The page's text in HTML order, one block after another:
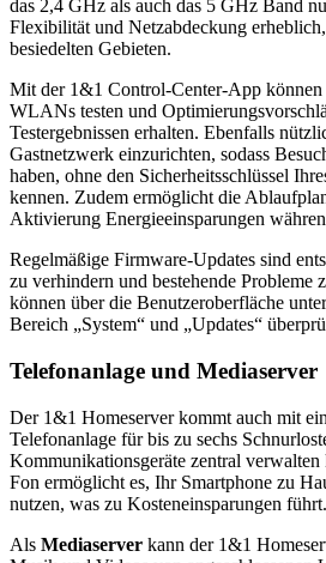
das 2,4 GHz als auch das 5 GHz Band
Flexibilität und Netzabdeckung
besiedelten Gebieten.
Mit der 1&1 Control-Center-App können
WLANs testen und
Testergebnissen erhalten. Ebenfalls
Gastnetzwerk einzurichten, sodass
haben, ohne den Sicherheitsschlüssel
kennen. Zudem ermöglicht die
Aktivierung Energieeinsparungen
Regelmäßige Firmware-Updates sind
zu verhindern und bestehende Probleme
können über die Benutzeroberfläche
Bereich „System“ und „Updates“
Telefonanlage und Mediaserver
Der 1&1 Homeserver kommt auch mit
Telefonanlage für bis zu sechs
Kommunikationsgeräte zentral
Fon ermöglicht es, Ihr Smartphone zu
nutzen, was zu Kosteneinsparungen führt.
Als Mediaserver kann der 1&1